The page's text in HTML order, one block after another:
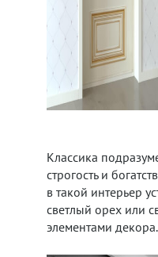
Классика
строгость и
в такой интерьер
светлый орех или
элементами декора.